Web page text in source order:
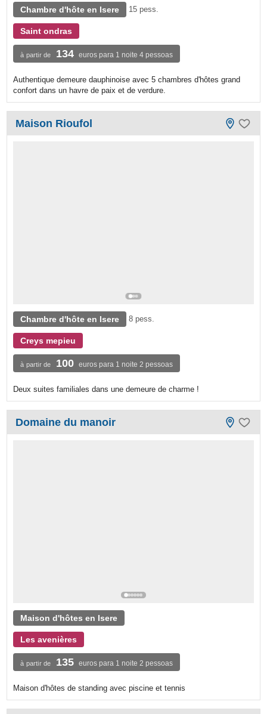
Chambre d'hôte en Isere 15 pess.
Saint ondras
à partir de 134 euros para 1 noite 4 pessoas
Authentique demeure dauphinoise avec 5 chambres d'hôtes grand
confort dans un havre de paix et de verdure.
Maison Rioufol
Chambre d'hôte en Isere 8 pess.
Creys mepieu
à partir de 100 euros para 1 noite 2 pessoas
Deux suites familiales dans une demeure de charme !
Domaine du manoir
Maison d'hôtes en Isere
Les avenières
à partir de 135 euros para 1 noite 2 pessoas
Maison d'hôtes de standing avec piscine et tennis